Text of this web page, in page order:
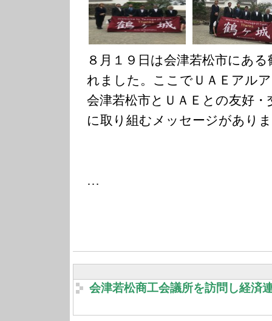
８月１９日は会津若松市にあ
れました。ここでＵＡＥアル
会津若松市とＵＡＥとの友好
に取り組むメッセージがあり
…
会津若松商工会議所を訪問し経済